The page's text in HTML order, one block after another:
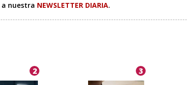
nuestra NEWSLETTER DIARIA.
2 3